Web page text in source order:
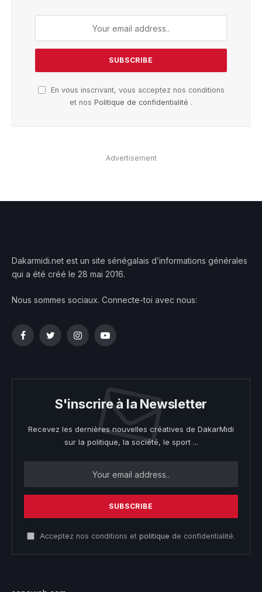
En vous inscrivant, vous acceptez nos conditions
et nos Politique de confidentialité .
Advertisement
Dakarmidi.net est un site sénégalais d’informations générales
qui a été créé le 28 mai 2016.
Nous sommes sociaux. Connecte-toi avec nous:
FacebookTwitterInstagramYouTube
S'inscrire à la Newsletter
Recevez les dernières nouvelles créatives de DakarMidi
sur la politique, la société, le sport ...
Acceptez nos conditions et politique de confidentialité.